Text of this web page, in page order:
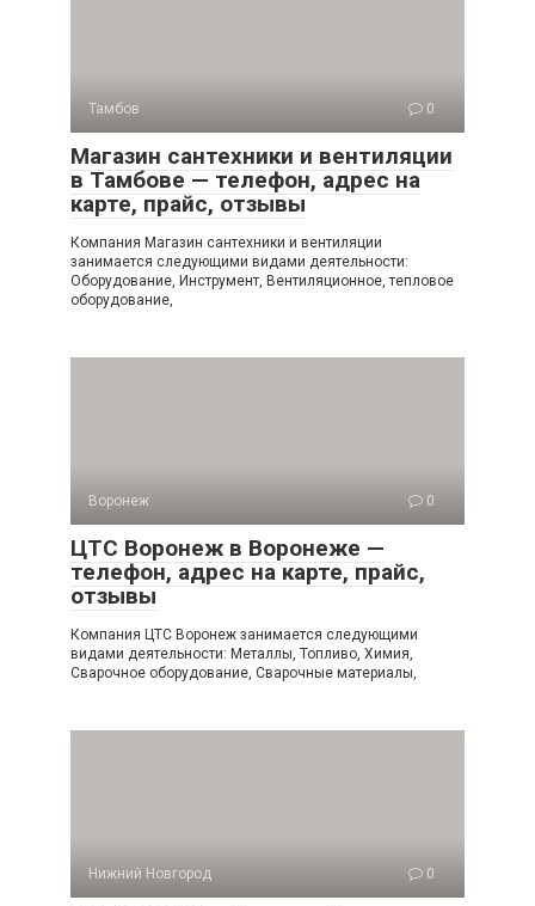
Тамбов 0
Магазин сантехники и вентиляции
в Тамбове — телефон, адрес на
карте, прайс, отзывы
Компания Магазин сантехники и вентиляции
занимается следующими видами деятельности:
Оборудование, Инструмент, Вентиляционное, тепловое
оборудование,
Воронеж 0
ЦТС Воронеж в Воронеже —
телефон, адрес на карте, прайс,
отзывы
Компания ЦТС Воронеж занимается следующими
видами деятельности: Металлы, Топливо, Химия,
Сварочное оборудование, Сварочные материалы,
Нижний Новгород 0